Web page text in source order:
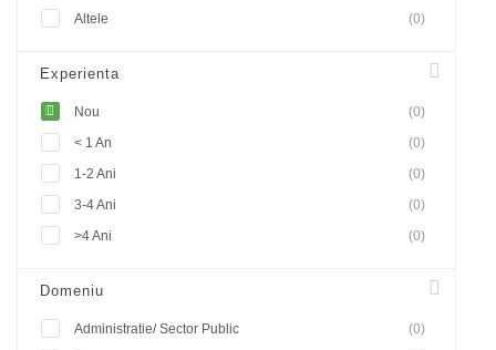
Altele
(0)
Experienta
Nou
(0)
< 1 An
(0)
1-2 Ani
(0)
3-4 Ani
(0)
>4 Ani
(0)
Domeniu
Administratie/ Sector Public
(0)